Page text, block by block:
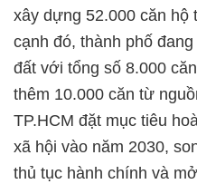
xây dựng 52.000 căn hộ
cạnh đó, thành phố
đất với tổng số 8.000
thêm 10.000 căn từ
TP.HCM đặt mục tiêu
xã hội vào năm 2030,
thủ tục hành chính và